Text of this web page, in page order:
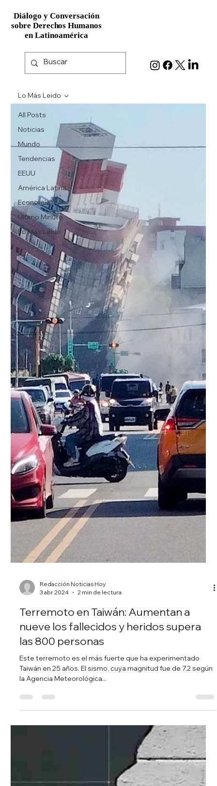
Diálogo y Conversación
sobre Derechos Humanos
en Latinoamérica
Diálogo y Conversación
sobre Derechos Humanos
en Latinoamérica
All Posts
Noticias
Mundo
Tendencias
EEUU
América Latina
Economía
Último Minuto
Lo Más Leido
Lo Más Leido
Redacción Noticias Hoy
3 abr 2024
2 min de lectura
Terremoto en Taiwán: Aumentan a
nueve los fallecidos y heridos supera
las 800 personas
Este terremoto es el más fuerte que ha experimentado
Taiwán en 25 años. El sismo, cuya magnitud fue de 7,2 según